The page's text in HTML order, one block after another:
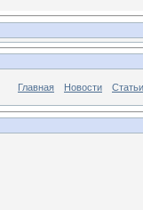
Главная Новости Статьи